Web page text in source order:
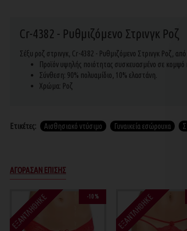
Cr-4382 - Ρυθμιζόμενο Στρινγκ Ροζ
Σέξυ ροζ στρινγκ, Cr-4382 - Ρυθμιζόμενο Στρινγκ Ροζ,
Προϊόν υψηλής ποιότητας συσκευασμένο σε κομψό
Σύνθεση: 90% πολυαμίδιο, 10% ελαστάνη.
Χρώμα: Ροζ
Ετικέτες: Αισθησιακό ντύσιμο Γυναικεία εσώρουχα
ΑΓΌΡΑΣΑΝ ΕΠΊΣΗΣ
-10 %
ΕΞΑΝΤΛΉΘΗΚΕ ΕΞΑΝΤΛΉΘΗΚΕ
-10 %